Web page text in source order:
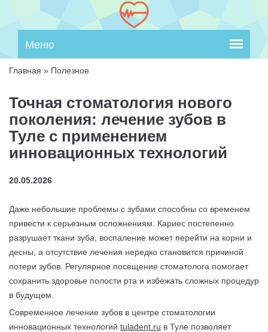
Меню
Главная » Полезное
Точная стоматология нового
поколения: лечение зубов в
Туле с применением
инновационных технологий
20.05.2026
Даже небольшие проблемы с зубами способны со временем
привести к серьезным осложнениям. Кариес постепенно
разрушает ткани зуба, воспаление может перейти на корни и
десны, а отсутствие лечения нередко становится причиной
потери зубов. Регулярное посещение стоматолога помогает
сохранить здоровье полости рта и избежать сложных процедур
в будущем.
Современное лечение зубов в центре стоматологии
инновационных технологий tuladent.ru в Туле позволяет